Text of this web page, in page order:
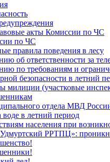
акты Комиссии по ЧС
по ЧС
правила поведения в лесу
об ответственности за
по требованиям и
безопасности в летний
милиции (участковые
отдела МВД
воде в летний период
населения при
РРТПЦ»: